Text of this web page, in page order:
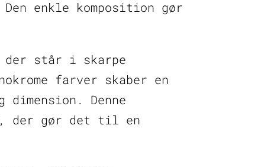
enkle komposition gør
der står i skarpe
farver skaber en
Denne
der gør det til en